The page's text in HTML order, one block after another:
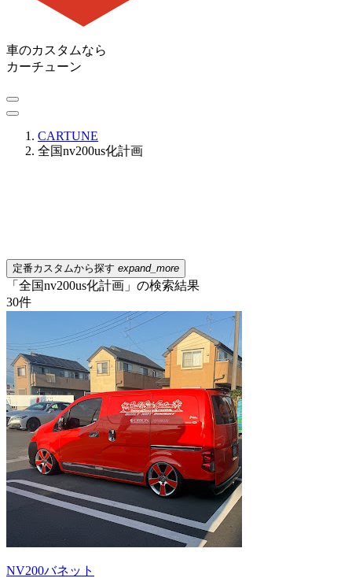
車のカスタムなら
カーチューン
CARTUNE
全国nv200us化計画
定番カスタムから探す expand_more
「全国nv200us化計画」の検索結果
30件
NV200バネット